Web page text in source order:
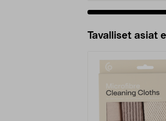
Tavalliset asiat